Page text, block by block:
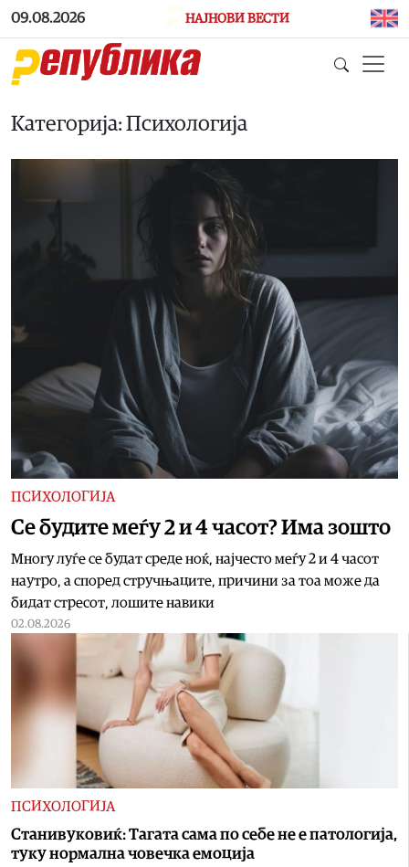
Skip to main content
09.08.2026 НАЈНОВИ ВЕСТИ
Категорија: Психологија
ПСИХОЛОГИЈА
Се будите меѓу 2 и 4 часот? Има зошто
Многу луѓе се будат среде ноќ, најчесто меѓу 2 и 4 часот
наутро, а според стручњаците, причини за тоа може да
бидат стресот, лошите навики
02.08.2026
ПСИХОЛОГИЈА
Станивуковиќ: Тагата сама по себе не е патологија,
туку нормална човечка емоција